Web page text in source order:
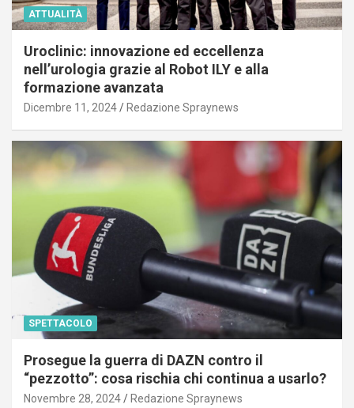
ATTUALITÀ
Uroclinic: innovazione ed eccellenza
nell’urologia grazie al Robot ILY e alla
formazione avanzata
Dicembre 11, 2024 Redazione Spraynews
SPETTACOLO
Prosegue la guerra di DAZN contro il
“pezzotto”: cosa rischia chi continua a usarlo?
Novembre 28, 2024 Redazione Spraynews